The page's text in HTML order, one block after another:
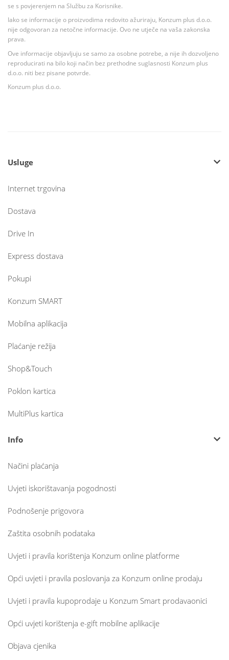
se s povjerenjem na Službu za Korisnike.
Iako se informacije o proizvodima redovito ažuriraju, Konzum plus d.o.o.
nije odgovoran za netočne informacije. Ovo ne utječe na vaša zakonska
prava.
Ove informacije objavljuju se samo za osobne potrebe, a nije ih dozvoljeno
reproducirati na bilo koji način bez prethodne suglasnosti Konzum plus
d.o.o. niti bez pisane potvrde.
Konzum plus d.o.o.
Usluge
Internet trgovina
Dostava
Drive In
Express dostava
Pokupi
Konzum SMART
Mobilna aplikacija
Plaćanje režija
Shop&Touch
Poklon kartica
MultiPlus kartica
Info
Načini plaćanja
Uvjeti iskorištavanja pogodnosti
Podnošenje prigovora
Zaštita osobnih podataka
Uvjeti i pravila korištenja Konzum online platforme
Opći uvjeti i pravila poslovanja za Konzum online prodaju
Uvjeti i pravila kupoprodaje u Konzum Smart prodavaonici
Opći uvjeti korištenja e-gift mobilne aplikacije
Objava cjenika